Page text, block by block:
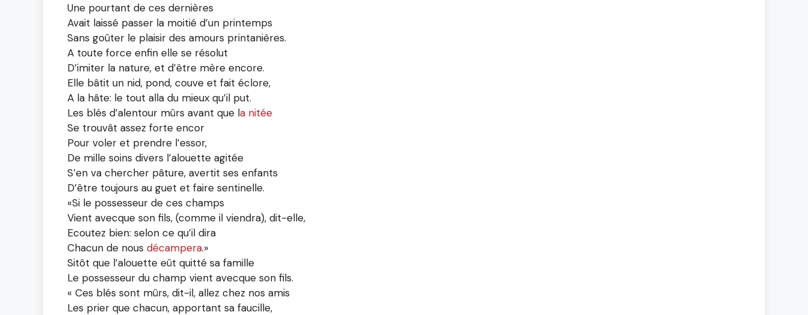
Une pourtant de ces dernières
Avait laissé passer la moitié d’un printemps
Sans goûter le plaisir des amours printanières.
A toute force enfin elle se résolut
D’imiter la nature, et d’être mère encore.
Elle bâtit un nid, pond, couve et fait éclore,
A la hâte: le tout alla du mieux qu’il put.
Les blés d’alentour mûrs avant que la nitée
Se trouvât assez forte encor
Pour voler et prendre l’essor,
De mille soins divers l’alouette agitée
S’en va chercher pâture, avertit ses enfants
D’être toujours au guet et faire sentinelle.
«Si le possesseur de ces champs
Vient avecque son fils, (comme il viendra), dit-elle,
Ecoutez bien: selon ce qu’il dira
Chacun de nous décampera.»
Sitôt que l’alouette eût quitté sa famille
Le possesseur du champ vient avecque son fils.
« Ces blés sont mûrs, dit-il, allez chez nos amis
Les prier que chacun, apportant sa faucille,